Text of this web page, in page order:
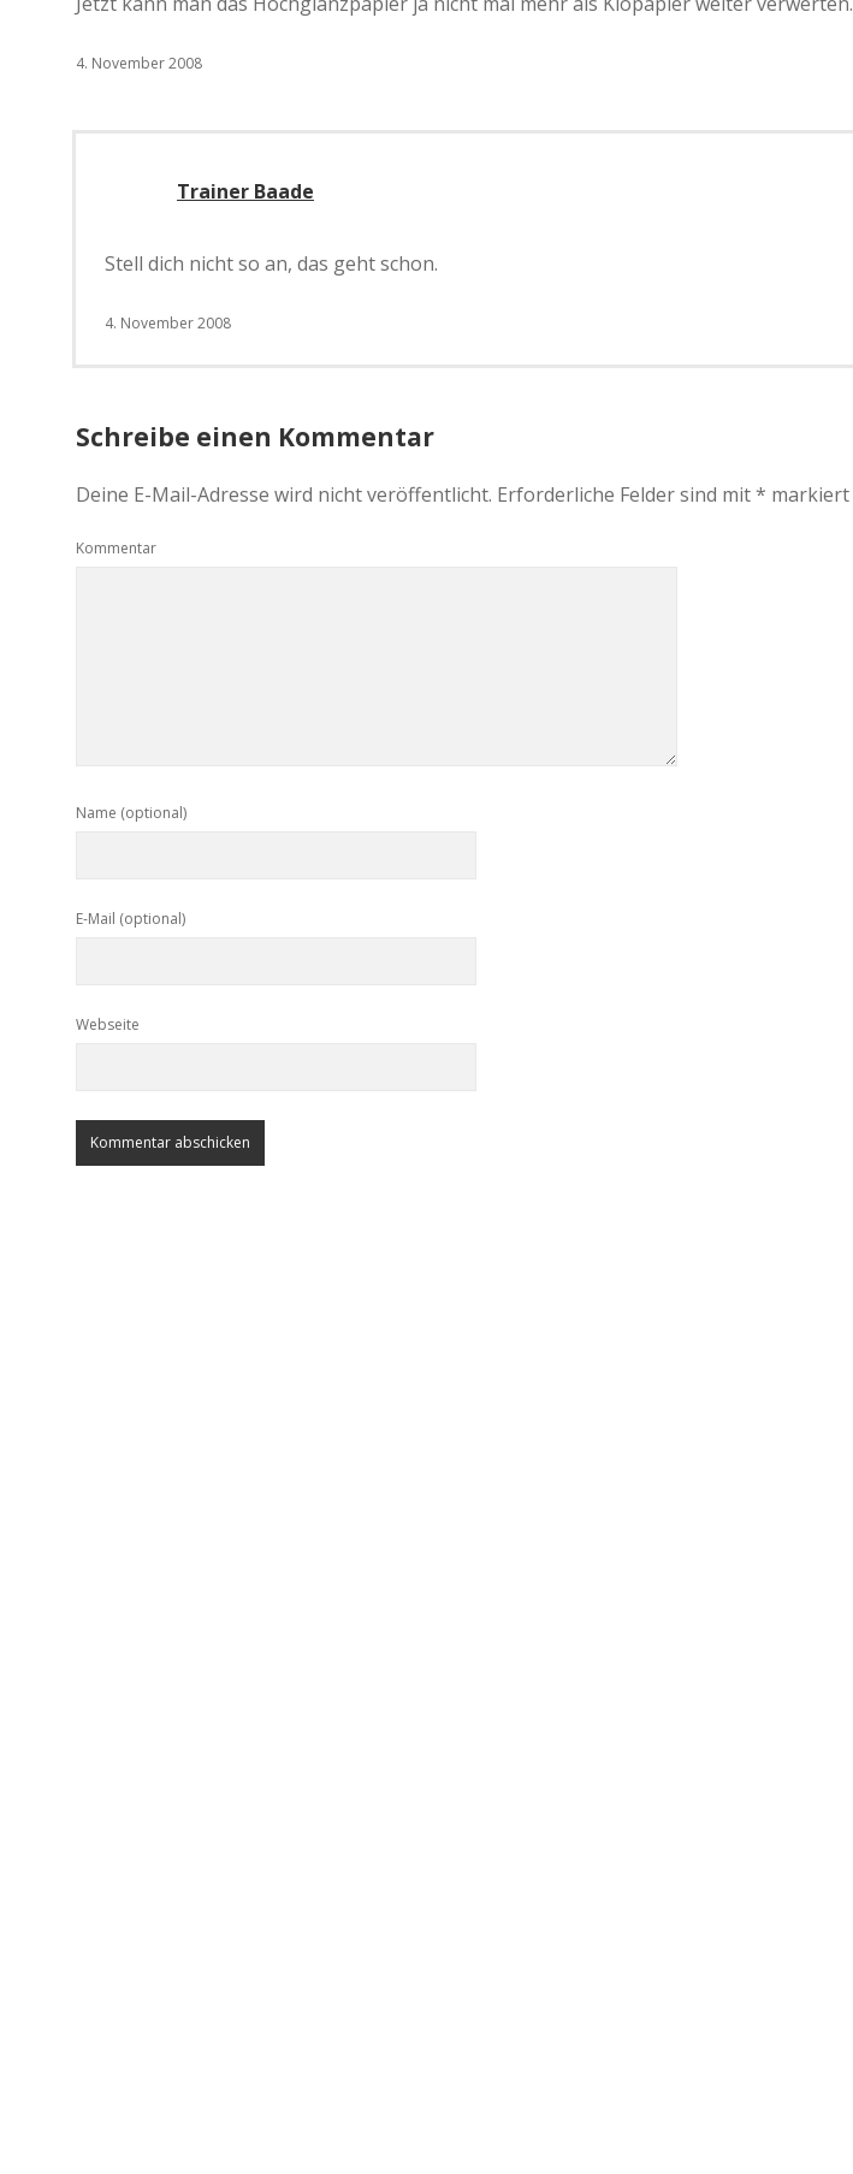
4. November 2008
Trainer Baade
Stell dich nicht so an, das geht schon.
4. November 2008
Schreibe einen Kommentar
Deine E-Mail-Adresse wird nicht veröffentlicht. Erforderliche Felder sind mit* markiert
Kommentar
Name (optional)
E-Mail (optional)
Webseite